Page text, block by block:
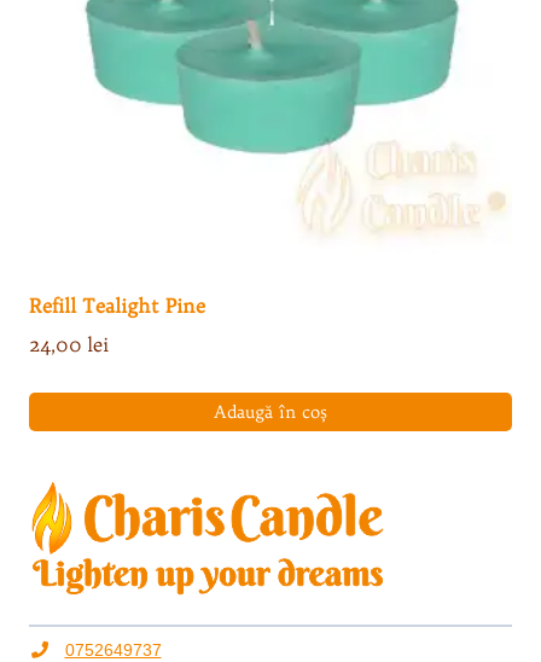
Refill Tealight Pine
24,00 lei
Adaugă în coș
0752649737